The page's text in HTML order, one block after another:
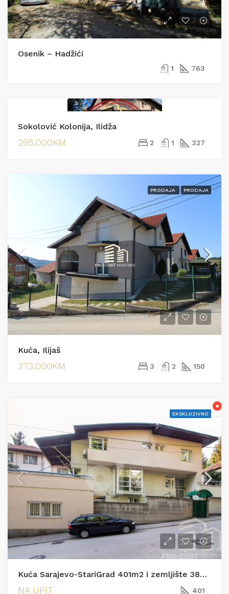
Osenik – Hadžići
1 763
Sokolović Kolonija, Ilidža
295.000KM 2 1 327
PRODAJA PRODAJA
Kuća, Ilijaš
273.000KM 3 2 150
EKSKLUZIVNO
Kuća Sarajevo-StariGrad 401m2 i zemljište 385m2
NA UPIT 401